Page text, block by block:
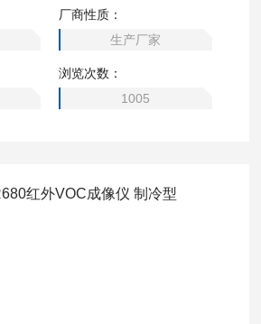
厂商性质：
生产厂家
浏览次数：
1005